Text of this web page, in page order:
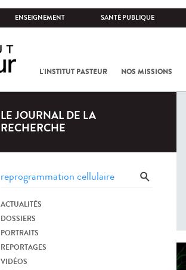
ENSEIGNEMENT SANTÉ PUBLIQUE
L'INSTITUT PASTEUR NOS MISSIONS
LE JOURNAL DE LA
RECHERCHE
ACTUALITÉS
DOSSIERS
PORTRAITS
REPORTAGES
VIDÉOS